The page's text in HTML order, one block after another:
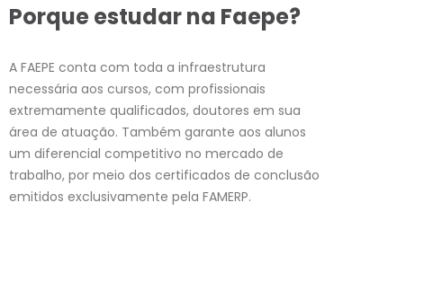
Porque estudar na Faepe?
A FAEPE conta com toda a infraestrutura
necessária aos cursos, com profissionais
extremamente qualificados, doutores em sua
área de atuação. Também garante aos alunos
um diferencial competitivo no mercado de
trabalho, por meio dos certificados de conclusão
emitidos exclusivamente pela FAMERP.